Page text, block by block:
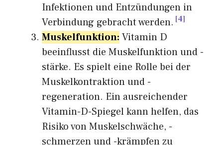
Infektionen und Entzündungen in
Verbindung gebracht werden. 4
Muskelfunktion: Vitamin D
beeinflusst die Muskelfunktion und -
stärke. Es spielt eine Rolle bei der
Muskelkontraktion und -
regeneration. Ein ausreichender
Vitamin-D-Spiegel kann helfen, das
Risiko von Muskelschwäche, -
schmerzen und -krämpfen zu